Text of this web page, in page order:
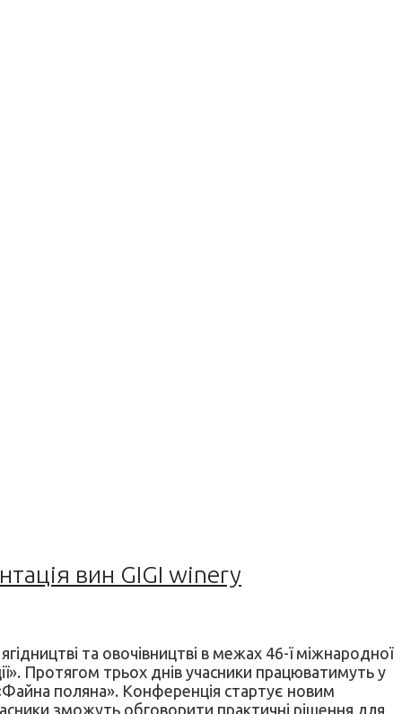
вин GIGI winery
та овочівництві в межах 46-ї міжнародної
Протягом трьох днів учасники працюватимуть у
поляна». Конференція стартує новим
зможуть обговорити практичні рішення для